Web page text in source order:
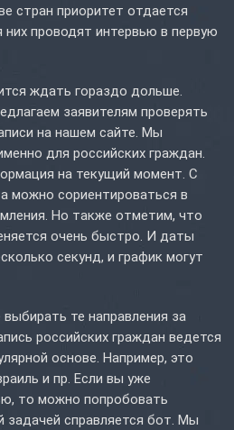
стран приоритет отдается
проводят интервью в первую
ждать гораздо дольше.
заявителям проверять
на нашем сайте. Мы
для российских граждан.
на текущий момент. С
можно сориентироваться в
Но также отметим, что
очень быстро. И даты
секунд, и график могут
те направления за
российских граждан ведется
основе. Например, это
и пр. Если вы уже
то можно попробовать
задачей справляется бот. Мы